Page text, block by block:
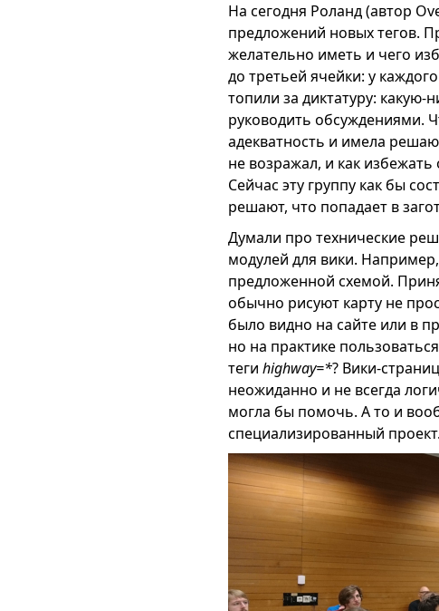
На сегодня Роланд (автор
предложений новых тегов.
желательно иметь и чего
до третьей ячейки: у
топили за диктатуру:
руководить обсуждениями.
адекватность и имела
не возражал, и как
Сейчас эту группу как бы
решают, что попадает в
Думали про технические
модулей для вики.
предложенной схемой.
обычно рисуют карту не
было видно на сайте или в
но на практике
теги highway=*? Вики-
неожиданно и не всегда
могла бы помочь. А то и
специализированный проект.